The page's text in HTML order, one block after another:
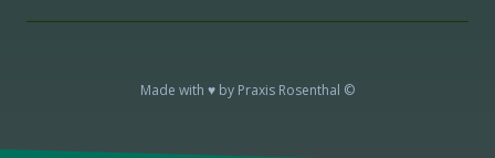
Made with ♥ by Praxis Rosenthal ©